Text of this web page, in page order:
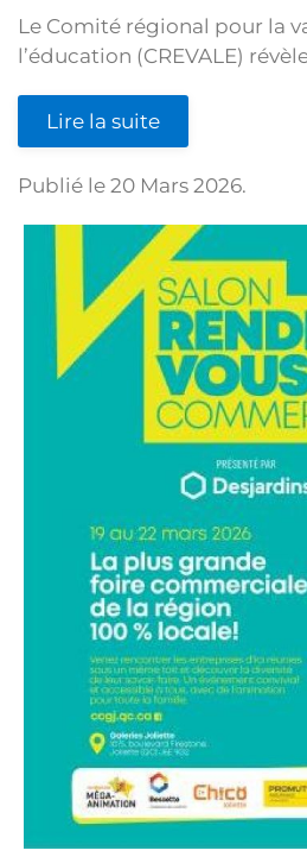
Le Comité régional pour la
l’éducation (CREVALE)
Lire la suite
Publié le 20 Mars 2026.